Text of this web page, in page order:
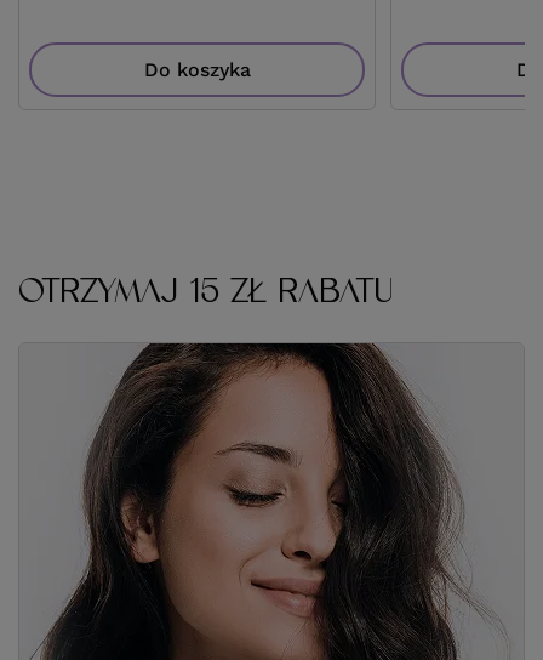
Do koszyka
OTRZYMAJ 15 ZŁ RABATU